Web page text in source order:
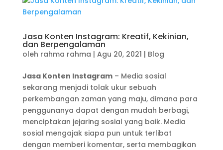
Jasa Konten Instagram: Kreatif, Kekinian,
dan Berpengalaman
oleh rahma rahma | Agu 20, 2021 | Blog
Jasa Konten Instagram– Media sosial
sekarang menjadi tolak ukur sebuah
perkembangan zaman yang maju, dimana para
penggunanya dapat dengan mudah berbagi,
menciptakan jejaring sosial yang baik. Media
sosial mengajak siapa pun untuk terlibat
dengan memberi komentar, serta membagikan